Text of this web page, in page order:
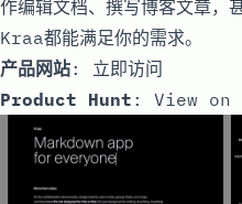
作编辑文档、撰写博客文章，
Kraa都能满足你的需求。
产品网站: 立即访问
Product Hunt : View on